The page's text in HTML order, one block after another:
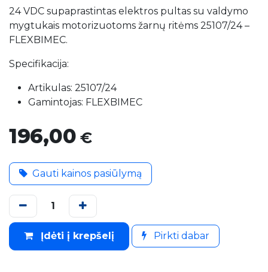
24 VDC supaprastintas elektros pultas su valdymo
mygtukais motorizuotoms žarnų ritėms 25107/24 –
FLEXBIMEC.
Specifikacija:
Artikulas: 25107/24
Gamintojas: FLEXBIMEC
196,00 €
Gauti kainos pasiūlymą
Įdėti į krepšelį Pirkti dabar